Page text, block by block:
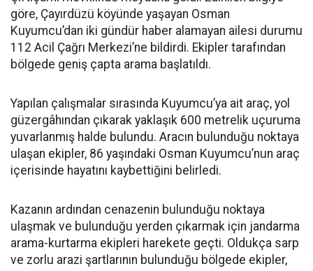
göre, Çayırdüzü köyünde yaşayan Osman
Kuyumcu’dan iki gündür haber alamayan ailesi durumu
112 Acil Çağrı Merkezi’ne bildirdi. Ekipler tarafından
bölgede geniş çapta arama başlatıldı.
Yapılan çalışmalar sırasında Kuyumcu’ya ait araç, yol
güzergâhından çıkarak yaklaşık 600 metrelik uçuruma
yuvarlanmış halde bulundu. Aracın bulunduğu noktaya
ulaşan ekipler, 86 yaşındaki Osman Kuyumcu’nun araç
içerisinde hayatını kaybettiğini belirledi.
Kazanın ardından cenazenin bulunduğu noktaya
ulaşmak ve bulunduğu yerden çıkarmak için jandarma
arama-kurtarma ekipleri harekete geçti. Oldukça sarp
ve zorlu arazi şartlarının bulunduğu bölgede ekipler,